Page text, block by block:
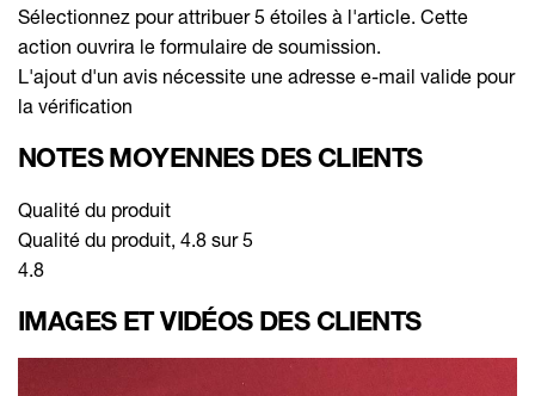
Sélectionnez pour attribuer 5 étoiles à l'article. Cette
action ouvrira le formulaire de soumission.
L'ajout d'un avis nécessite une adresse e-mail valide pour
la vérification
NOTES MOYENNES DES CLIENTS
Qualité du produit
Qualité du produit, 4.8 sur 5
4.8
IMAGES ET VIDÉOS DES CLIENTS